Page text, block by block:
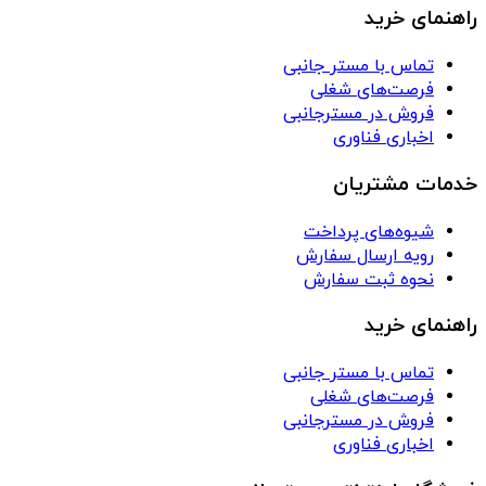
راهنمای خرید
تماس با مستر جانبی
فرصت‌های شغلی
فروش در مسترجانبی
اخباری فناوری
خدمات مشتریان
شیوه‌های پرداخت
رویه ارسال سفارش
نحوه ثبت سفارش
راهنمای خرید
تماس با مستر جانبی
فرصت‌های شغلی
فروش در مسترجانبی
اخباری فناوری